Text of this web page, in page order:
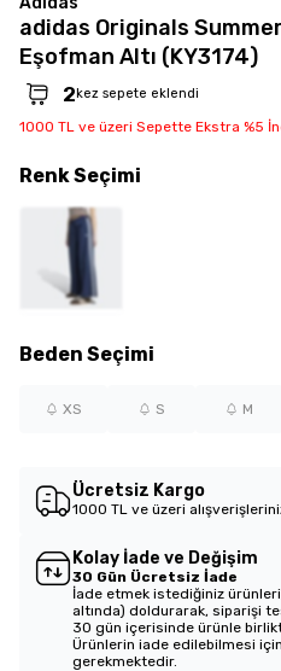
adidas Originals
Eşofman Altı (KY3174)
2 kez sepete eklendi
1000 TL ve üzeri Sepette Ekstra %5
Beden Seçimi
XS S M
RenkSeçimi
Ücretsiz Kargo
1000 TL ve üzeri
Kolay İade ve Değişim
30 Gün Ücretsiz İade
İade etmek istediğiniz
altında) doldurarak, siparişi
30 gün içerisinde ürünle
Ürünlerin iade edilebilmesi
gerekmektedir.